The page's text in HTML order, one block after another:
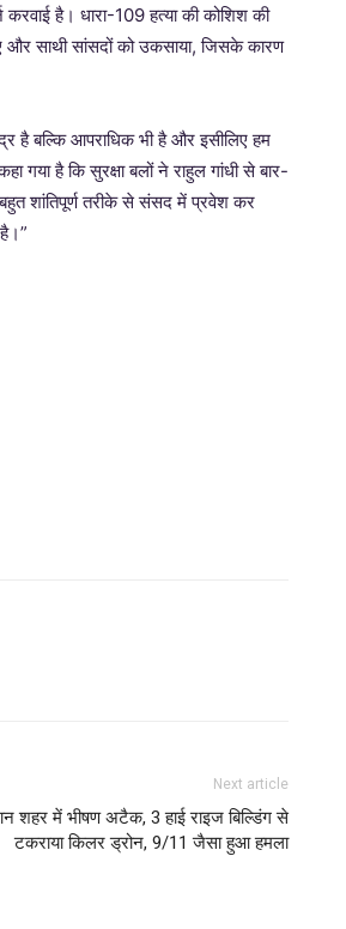
है। धारा-109 हत्या की कोशिश की
और साथी सांसदों को उकसाया, जिसके कारण
है बल्कि आपराधिक भी है और इसीलिए हम
है कि सुरक्षा बलों ने राहुल गांधी से बार-
शांतिपूर्ण तरीके से संसद में प्रवेश कर
Next article
में भीषण अटैक, 3 हाई राइज बिल्डिंग से
टकराया किलर ड्रोन, 9/11 जैसा हुआ हमला